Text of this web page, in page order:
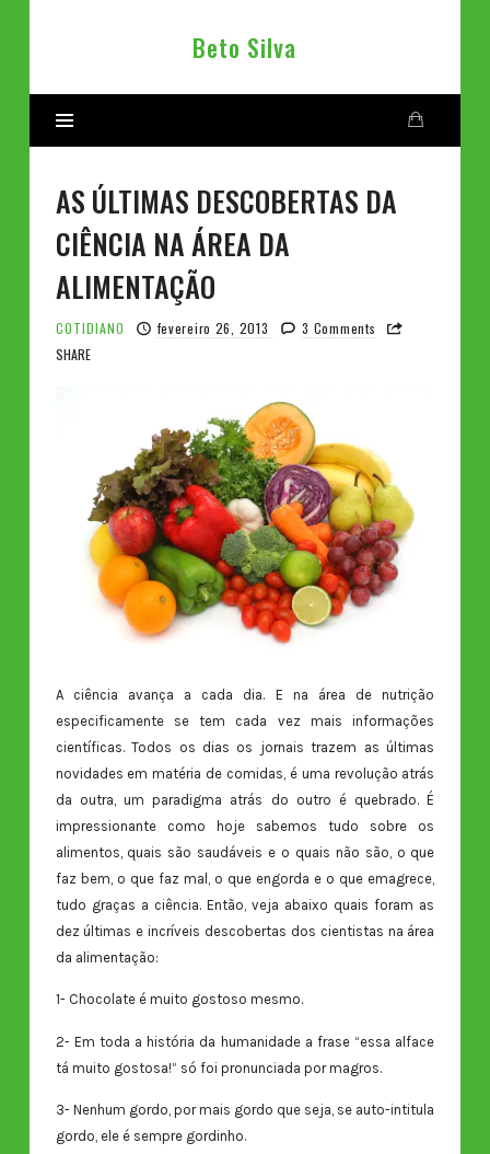
Beto
Beto Silva
AS ÚLTIMAS DESCOBERTAS DA
CIÊNCIA NA ÁREA DA
ALIMENTAÇÃO
COTIDIANO fevereiro 26, 2013
3 Comments
SHARE
A ciência avança a cada dia. E na área de nutrição
especificamente se tem cada vez mais informações
científicas. Todos os dias os jornais trazem as últimas
novidades em matéria de comidas, é uma revolução atrás
da outra, um paradigma atrás do outro é quebrado. É
impressionante como hoje sabemos tudo sobre os
alimentos, quais são saudáveis e o quais não são, o que
faz bem, o que faz mal, o que engorda e o que emagrece,
tudo graças a ciência. Então, veja abaixo quais foram as
dez últimas e incríveis descobertas dos cientistas na área
da alimentação:
1- Chocolate é muito gostoso mesmo.
2- Em toda a história da humanidade a frase “essa alface
tá muito gostosa!” só foi pronunciada por magros.
3- Nenhum gordo, por mais gordo que seja, se auto-intitula
gordo, ele é sempre gordinho.